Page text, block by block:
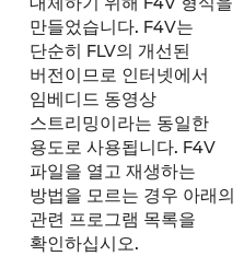
만들었습니다. F4V는
단순히 FLV의 개선된
버전이므로 인터넷에서
임베디드 동영상
스트리밍이라는 동일한
용도로 사용됩니다. F4V
파일을 열고 재생하는
방법을 모르는 경우 아래의
관련 프로그램 목록을
확인하십시오.